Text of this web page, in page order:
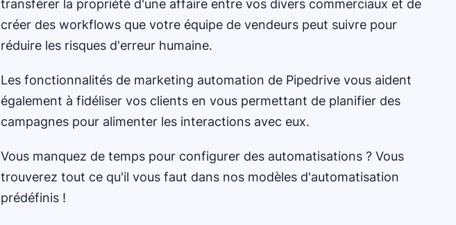
transférer la propriété d'une affaire entre vos divers commerciaux et de
créer des workflows que votre équipe de vendeurs peut suivre pour
réduire les risques d'erreur humaine.
Les fonctionnalités de marketing automation de Pipedrive vous aident
également à fidéliser vos clients en vous permettant de planifier des
campagnes pour alimenter les interactions avec eux.
Vous manquez de temps pour configurer des automatisations ? Vous
trouverez tout ce qu'il vous faut dans nos modèles d'automatisation
prédéfinis !